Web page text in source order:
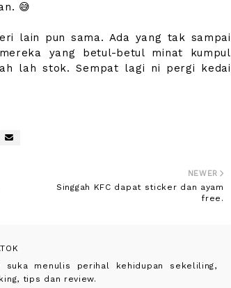
😅
lain pun sama. Ada yang tak sampai
yang betul-betul minat kumpul
lah stok. Sempat lagi ni pergi kedai
NEWER
Singgah KFC dapat sticker dan ayam
free.
suka menulis perihal kehidupan sekeliling,
tips dan review.